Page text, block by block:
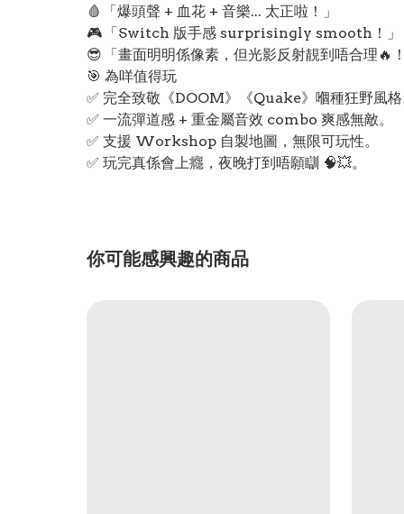
🩸 「爆頭聲 + 血花 + 音樂... 太正啦！」
🎮 「Switch 版手感 surprisingly smooth！」
😎 「畫面明明係像素，但光影反射靚到唔合理🔥
🎯 為咩值得玩
✅ 完全致敬《DOOM》《Quake》嗰種狂野風
✅ 一流彈道感 + 重金屬音效 combo 爽感無敵。
✅ 支援 Workshop 自製地圖，無限可玩性。
✅ 玩完真係會上癮，夜晚打到唔願瞓 🧠💥。
你可能感興趣的商品